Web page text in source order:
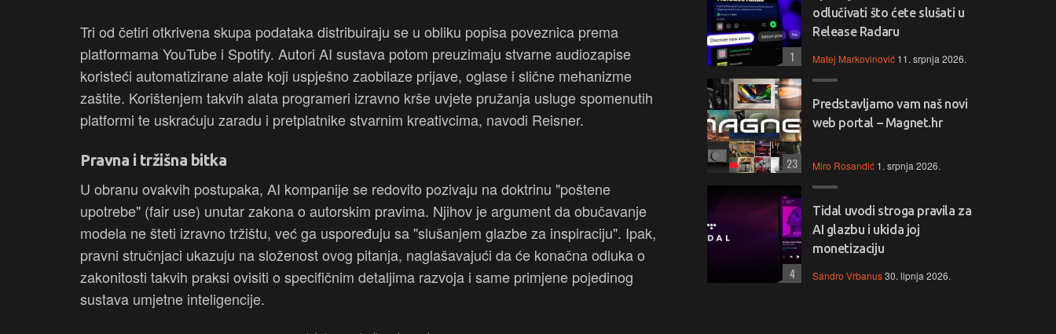
Tri od četiri otkrivena skupa podataka distribuiraju se u obliku popisa poveznica prema
platformama YouTube i Spotify. Autori AI sustava potom preuzimaju stvarne audiozapise
koristeći automatizirane alate koji uspješno zaobilaze prijave, oglase i slične mehanizme
zaštite. Korištenjem takvih alata programeri izravno krše uvjete pružanja usluge spomenutih
platformi te uskraćuju zaradu i pretplatnike stvarnim kreativcima, navodi Reisner.
Pravna i tržišna bitka
U obranu ovakvih postupaka, AI kompanije se redovito pozivaju na doktrinu "poštene
upotrebe" (fair use) unutar zakona o autorskim pravima. Njihov je argument da obučavanje
modela ne šteti izravno tržištu, već ga uspoređuju sa "slušanjem glazbe za inspiraciju". Ipak,
pravni stručnjaci ukazuju na složenost ovog pitanja, naglašavajući da će konačna odluka o
zakonitosti takvih praksi ovisiti o specifičnim detaljima razvoja i same primjene pojedinog
sustava umjetne inteligencije.
odlučivati što ćete slušati u
Release Radaru
Matej Markovinović 11. srpnja 2026.
1
Predstavljamo vam naš novi
web portal – Magnet.hr
Miro Rosandić 1. srpnja 2026.
23
Tidal uvodi stroga pravila za
AI glazbu i ukida joj
monetizaciju
Sandro Vrbanus30. lipnja 2026.
4